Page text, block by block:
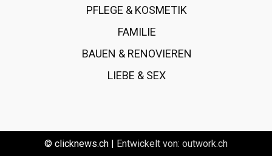
PFLEGE & KOSMETIK
FAMILIE
BAUEN & RENOVIEREN
LIEBE & SEX
© clicknews.ch | Entwickelt von: outwork.ch